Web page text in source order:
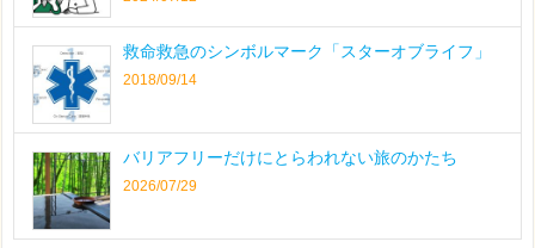
救命救急のシンボルマーク「スターオブライフ」
2018/09/14
バリアフリーだけにとらわれない旅のかたち
2026/07/29